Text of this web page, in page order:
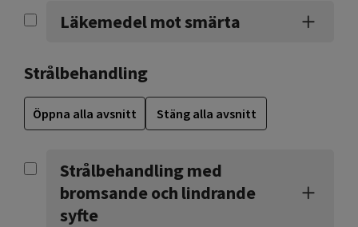
Läkemedel mot smärta
Strålbehandling
Öppna alla avsnitt Stäng alla avsnitt
Strålbehandling med
bromsande och lindrande
syfte